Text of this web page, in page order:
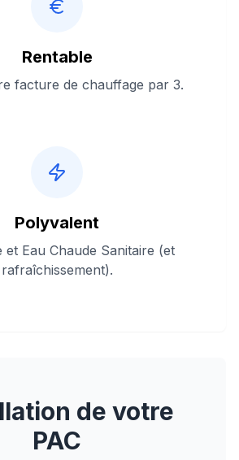
Rentable
facture de chauffage par 3.
Polyvalent
et Eau Chaude Sanitaire (et
rafraîchissement).
de votre
PAC